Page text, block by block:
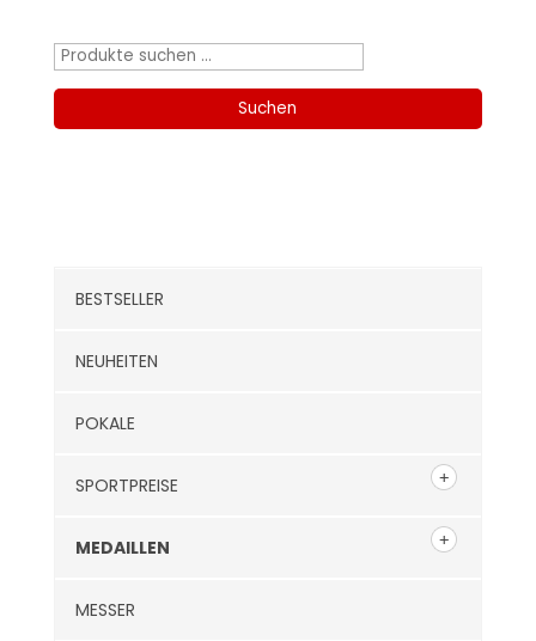
Suchen
Suchen
BESTSELLER
NEUHEITEN
POKALE
SPORTPREISE
MEDAILLEN
MESSER